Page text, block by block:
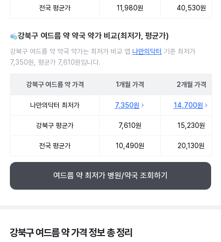
전국 평균가 11,980원 40,530원
강북구 여드름 약 약국 약가 비교(최저가, 평균가)
강북구 여드름 약 약국 약가는 최저가 비교 앱 나만의닥터 기준 최저가
7,350원, 평균가 7,610원입니다.
강북구 여드름 약가격 1개월 가격 2개월 가격
나만의닥터 최저가 7,350원 14,700원
강북구 평균가 7,610원 15,230원
전국 평균가 10,490원 20,130원
여드름 약 최저가 병원/약국 조회하기
강북구 여드름 약 가격 정보 총 정리